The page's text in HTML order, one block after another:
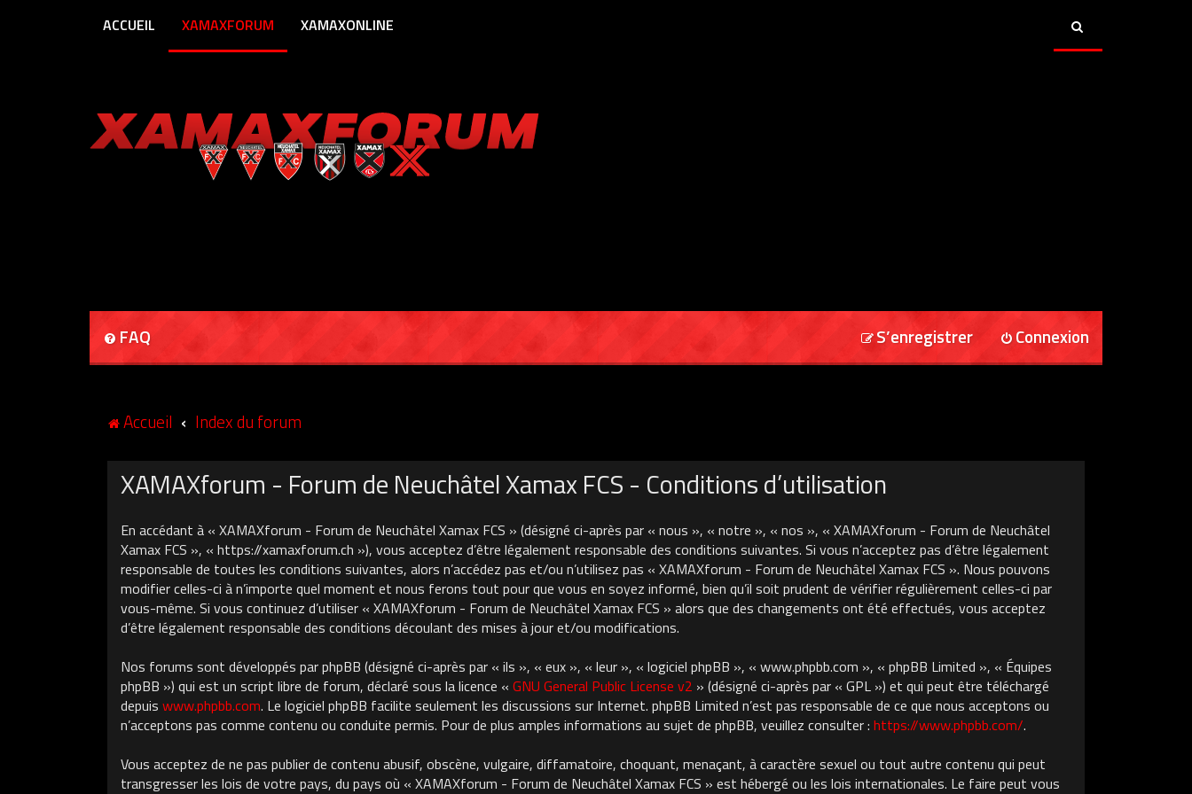
ACCUEIL XAMAXFORUM XAMAXONLINE
FAQ Connexion
S’enregistrer
Accueil Index du forum
XAMAXforum - Forum de Neuchâtel Xamax FCS - Conditions d’utilisation
En accédant à « XAMAXforum - Forum de Neuchâtel Xamax FCS » (désigné ci-après par « nous », « notre », « nos », « XAMAXforum - Forum de Neuchâtel
Xamax FCS », « https://xamaxforum.ch »), vous acceptez d’être légalement responsable des conditions suivantes. Si vous n’acceptez pas d’être légalement
responsable de toutes les conditions suivantes, alors n’accédez pas et/ou n’utilisez pas « XAMAXforum - Forum de Neuchâtel Xamax FCS ». Nous pouvons
modifier celles-ci à n’importe quel moment et nous ferons tout pour que vous en soyez informé, bien qu’il soit prudent de vérifier régulièrement celles-ci par
vous-même. Si vous continuez d’utiliser « XAMAXforum - Forum de Neuchâtel Xamax FCS » alors que des changements ont été effectués, vous acceptez
d’être légalement responsable des conditions découlant des mises à jour et/ou modifications.
Nos forums sont développés par phpBB (désigné ci-après par « ils », « eux », « leur », « logiciel phpBB », « www.phpbb.com », « phpBB Limited », « Équipes
phpBB ») qui est un script libre de forum, déclaré sous la licence « GNU General Public License v2 » (désigné ci-après par « GPL ») et qui peut être téléchargé
depuis www.phpbb.com. Le logiciel phpBB facilite seulement les discussions sur Internet. phpBB Limited n’est pas responsable de ce que nous acceptons ou
n’acceptons pas comme contenu ou conduite permis. Pour de plus amples informations au sujet de phpBB, veuillez consulter : https://www.phpbb.com/.
Vous acceptez de ne pas publier de contenu abusif, obscène, vulgaire, diffamatoire, choquant, menaçant, à caractère sexuel ou tout autre contenu qui peut
transgresser les lois de votre pays, du pays où « XAMAXforum - Forum de Neuchâtel Xamax FCS » est hébergé ou les lois internationales. Le faire peut vous